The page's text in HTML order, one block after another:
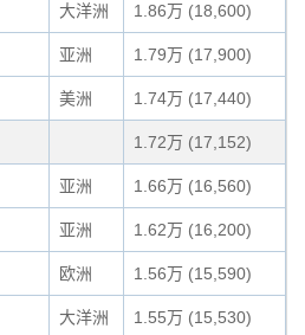
大洋洲 1.86万 (18,600)
亚洲 1.79万 (17,900)
美洲 1.74万 (17,440)
1.72万 (17,152)
亚洲 1.66万 (16,560)
亚洲 1.62万 (16,200)
欧洲 1.56万 (15,590)
大洋洲 1.55万 (15,530)